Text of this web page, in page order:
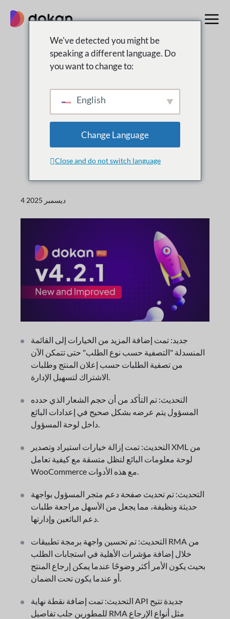
إلى
المحتوى
جديد
الإصدارات الجديدة والتحسينات والتحديثات لدوكان
4 ديسمبر 2025
جديد: تمت إضافة المزيد من الخيارات إلى القائمة
المنسدلة "التصفية حسب نوع الطلب" حتى تتمكن الآن
من تصفية الطلبات حسب إعلان المنتج وطلبات
الاشتراك لتسهيل الإدارة.
التحديث: تم التأكد من أن حجم الشعار الذي حدده
المسؤول يتم عرضه بشكل صحيح في إعدادات البائع
داخل لوحة المسؤول.
التحديث: تمت إزالة خيارات استيراد وتصدير XML من
لوحة معلومات البائع لتظل متسقة مع كيفية تعامل
WooCommerce مع هذه الأدوات.
التحديث: تم تحديث صفحة دعم متجر المسؤول بواجهة
حديثة ونظيفة، مما يجعل من الأسهل مراجعة طلبات
دعم البائعين وإدارتها.
التحديث: تم تحسين واجهة برمجة تطبيقات RMA من
خلال إضافة مؤشرات الأهلية في استجابات الطلب
بحيث يكون الأمر أكثر وضوحًا عندما يمكن إرجاع المنتج
أو عندما يكون تحت الضمان.
التحديث: تمت إضافة نقطة نهاية API جديدة تتيح
للمطورين جلب تفاصيل RMA مثل أنواع الإرجاع
We've detected you might be
speaking a different language. Do
you want to change to:
English
Change Language
Close and do not switch language